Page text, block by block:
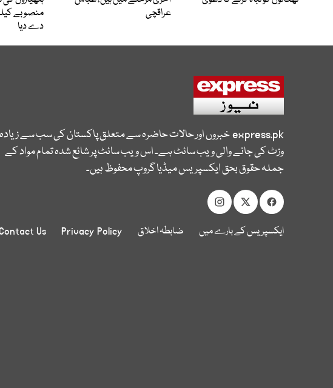
عراقچی
دے دیا
express.pkخبروں اور حالات حاضرہ سے متعلق پاکستان کی سب سے زیادہ
وزٹ کی جانے والی ویب سائٹ ہے۔ اس ویب سائٹ پر شائع شدہ تمام مواد کے
جملہ حقوق بحق ایکسپریس میڈیا گروپ محفوظ ہیں۔
ایکسپریس کے بارے میں ضابطہ اخلاق Privacy Policy
Contact Us